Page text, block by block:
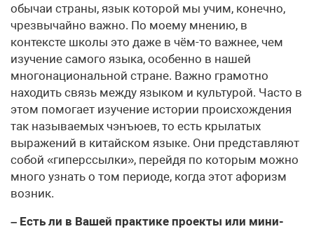
обычаи страны, язык которой мы учим, конечно,
чрезвычайно важно. По моему мнению, в
контексте школы это даже в чём-то важнее, чем
изучение самого языка, особенно в нашей
многонациональной стране. Важно грамотно
находить связь между языком и культурой. Часто в
этом помогает изучение истории происхождения
так называемых чэнъюев, то есть крылатых
выражений в китайском языке. Они представляют
собой «гиперссылки», перейдя по которым можно
много узнать о том периоде, когда этот афоризм
возник.
– Есть ли в Вашей практике проекты или мини-